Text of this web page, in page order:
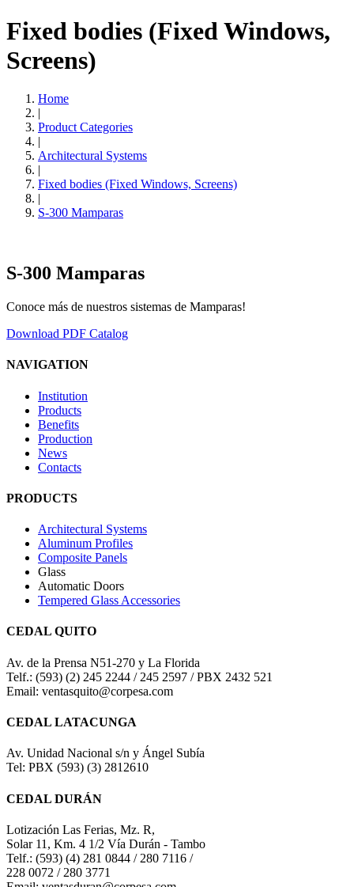
Fixed bodies (Fixed Windows,
Screens)
Home
|
Product Categories
|
Architectural Systems
|
Fixed bodies (Fixed Windows, Screens)
|
S-300 Mamparas
S-300 Mamparas
Conoce más de nuestros sistemas de Mamparas!
Download PDF Catalog
NAVIGATION
Institution
Products
Benefits
Production
News
Contacts
PRODUCTS
Architectural Systems
Aluminum Profiles
Composite Panels
Glass
Automatic Doors
Tempered Glass Accessories
CEDAL QUITO
Av. de la Prensa N51-270 y La Florida
Telf.: (593) (2) 245 2244 / 245 2597 / PBX 2432 521
Email: ventasquito@corpesa.com
CEDAL LATACUNGA
Av. Unidad Nacional s/n y Ángel Subía
Tel: PBX (593) (3) 2812610
CEDAL DURÁN
Lotización Las Ferias, Mz. R,
Solar 11, Km. 4 1/2 Vía Durán - Tambo
Telf.: (593) (4) 281 0844 / 280 7116 /
228 0072 / 280 3771